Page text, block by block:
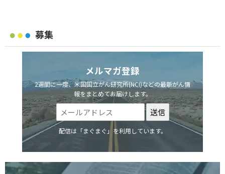
募集
メルマガ登録
2週間に一度、米国国立がん研究所(NCI)などの最新がん情
報をまとめてお届けします。
配信は「まぐまぐ」を利用しています。